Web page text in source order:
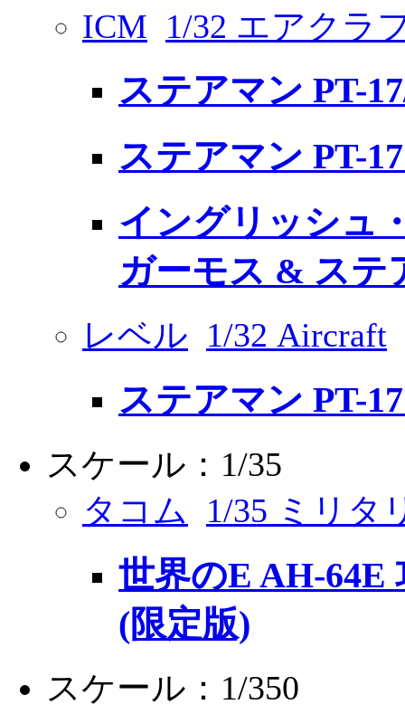
ICM 1/32 エアクラ
ステアマン PT-
ステアマン PT-
イングリッシュ
ガーモス & ステ
レベル 1/32 Aircraft
ステアマン PT-
スケール：1/35
タコム
1/35 ミリタ
世界のE AH-64E
(限定版)
スケール：1/350